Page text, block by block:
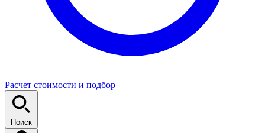
Расчет стоимости и подбор
Поиск